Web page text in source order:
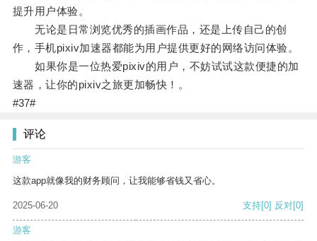
提升用户体验。
无论是日常浏览优秀的插画作品，还是上传自己的创
作，手机pixiv加速器都能为用户提供更好的网络访问体验。
如果你是一位热爱pixiv的用户，不妨试试这款便捷的加
速器，让你的pixiv之旅更加畅快！。
#37#
评论
游客
这款app就像我的财务顾问，让我能够省钱又省心。
2025-06-20 支持[0] 反对[0]
游客